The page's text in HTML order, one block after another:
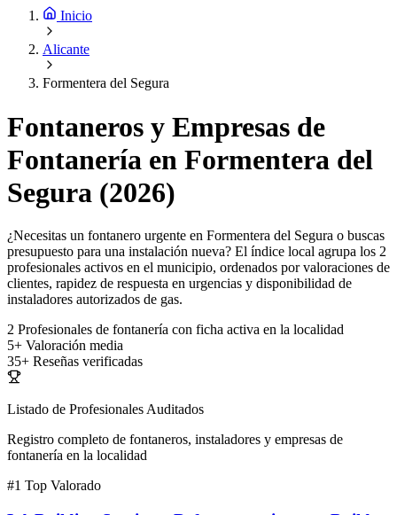
Inicio
Alicante
Formentera del Segura
Fontaneros y Empresas de
Fontanería en Formentera del
Segura (2026)
¿Necesitas un fontanero urgente en Formentera del Segura o buscas
presupuesto para una instalación nueva? El índice local agrupa los 2
profesionales activos en el municipio, ordenados por valoraciones de
clientes, rapidez de respuesta en urgencias y disponibilidad de
instaladores autorizados de gas.
2 Profesionales de fontanería con ficha activa en la localidad
5+ Valoración media
35+ Reseñas verificadas
Listado de Profesionales Auditados
Registro completo de fontaneros, instaladores y empresas de
fontanería en la localidad
#1 Top Valorado